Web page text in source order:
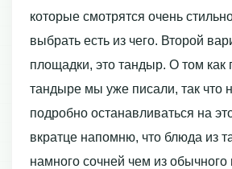
которые смотрятся очень
выбрать есть из чего. Второй
площадки, это тандыр. О том как
тандыре мы уже писали, так что
подробно останавливаться на
вкратце напомню, что блюда из
намного сочней чем из обычного